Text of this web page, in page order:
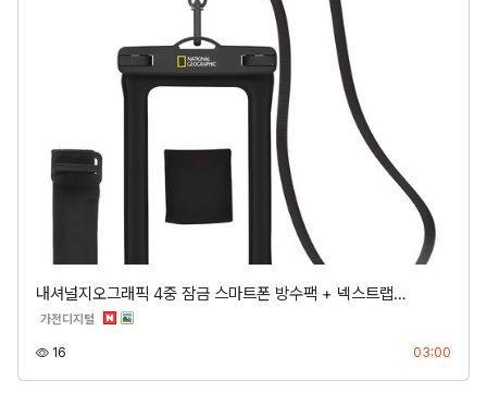
내셔널지오그래픽 4중 잠금 스마트폰 방수팩 + 넥스트랩…
가전디지털 분류
16 03:00